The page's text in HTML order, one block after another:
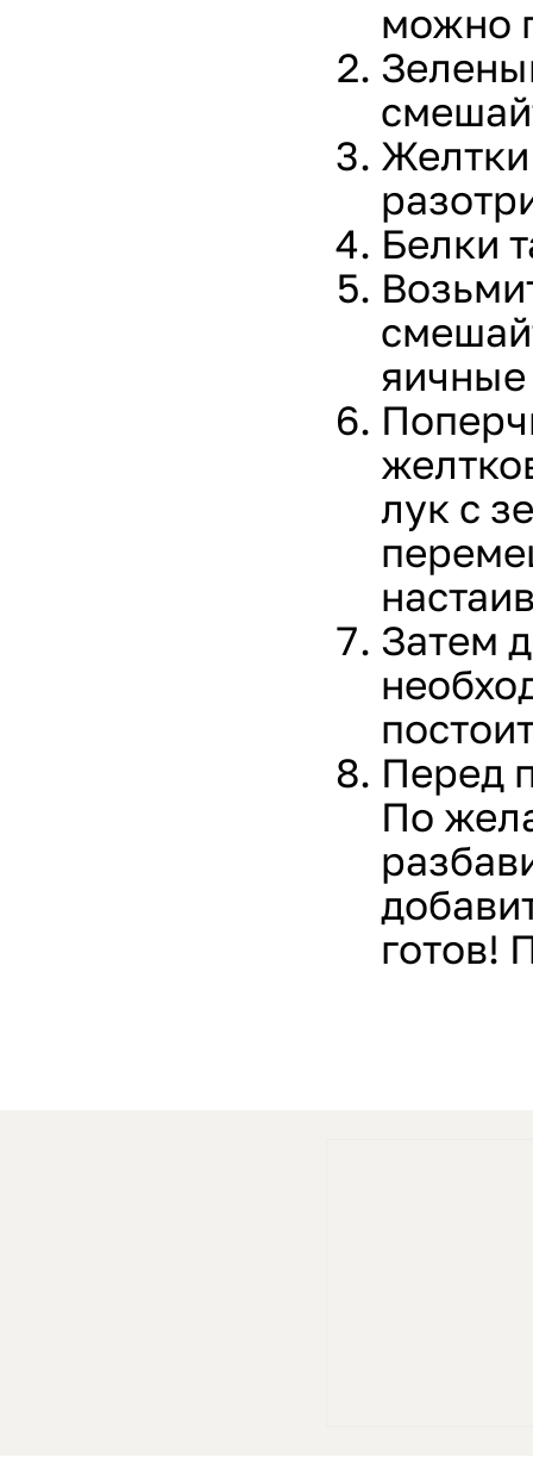
можно
Желтки
Белки
лук с
Затем
Перед
По
готов!